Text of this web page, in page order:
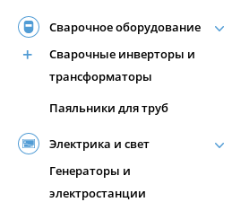
Сварочное оборудование
Сварочные инверторы и
трансформаторы
Паяльники для труб
Электрика и свет
Генераторы и
электростанции